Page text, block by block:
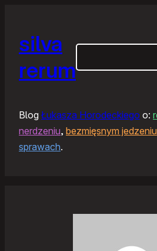
silva
rerum
Blog Łukasza Horodeckiego o:
nerdzeniu, bezmięsnym jedzeniu
sprawach.